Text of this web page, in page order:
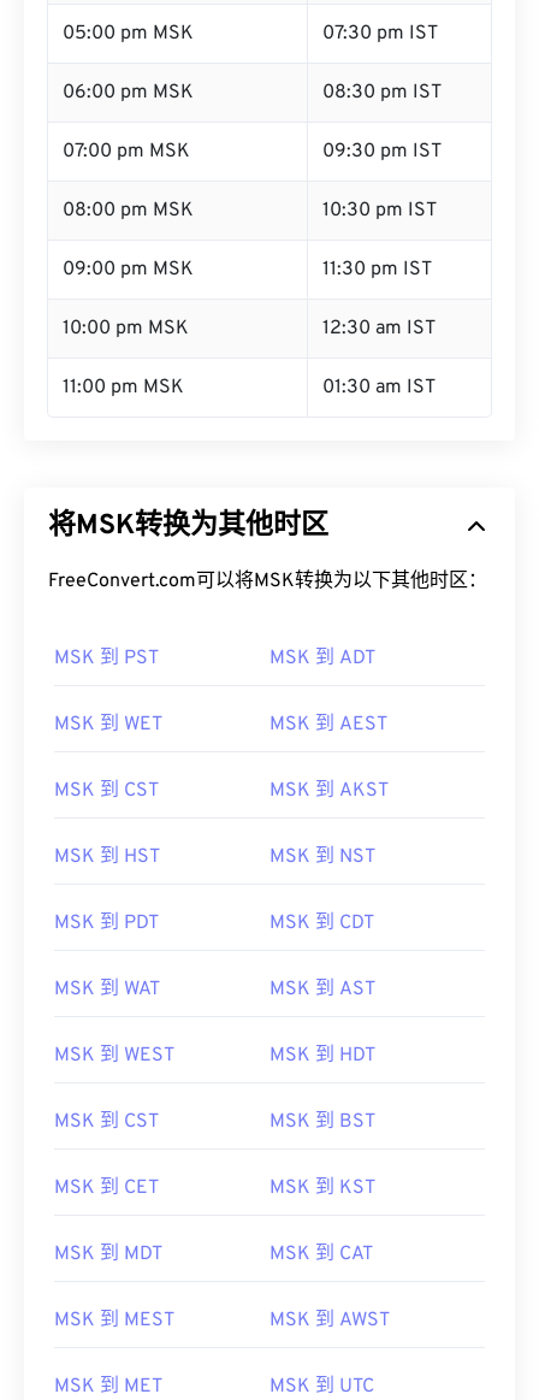
05:00 pm MSK 07:30 pm IST
06:00 pm MSK 08:30 pm IST
07:00 pm MSK 09:30 pm IST
08:00 pm MSK 10:30 pm IST
09:00 pm MSK 11:30 pm IST
10:00 pm MSK 12:30 am IST
11:00 pm MSK 01:30 am IST
将MSK转换为其他时区
FreeConvert.com可以将MSK转换为以下其他时区：
MSK 到 PST MSK 到 ADT
MSK 到 WET MSK 到 AEST
MSK 到 CST MSK 到 AKST
MSK 到 HST MSK 到 NST
MSK 到 PDT MSK 到 CDT
MSK 到 WAT MSK 到 AST
MSK 到 WEST MSK 到 HDT
MSK 到 CST MSK 到 BST
MSK 到 CET MSK 到 KST
MSK 到 MDT MSK 到 CAT
MSK 到 MEST MSK 到 AWST
MSK 到 MET MSK 到 UTC